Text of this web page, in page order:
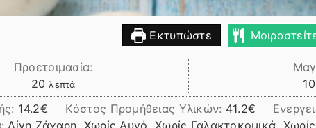
Εκτυπώστε
Προετοιμασία:
20 λεπτά
λεπτά
10
14.2€ Kόστος Προμήθειας Υλικών: 41.2
Λίγη Ζάχαρη, Χωρίς Αυγό, Χωρίς Γαλακτοκομικά,